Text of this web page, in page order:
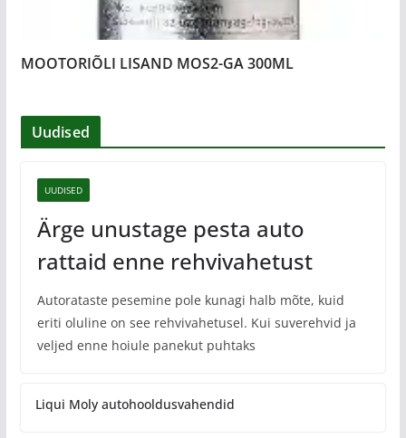
MOOTORIÕLI LISAND MOS2-GA 300ML
Uudised
UUDISED
Ärge unustage pesta auto
rattaid enne rehvivahetust
Autorataste pesemine pole kunagi halb mõte, kuid
eriti oluline on see rehvivahetusel. Kui suverehvid ja
veljed enne hoiule panekut puhtaks
Liqui Moly autohooldusvahendid